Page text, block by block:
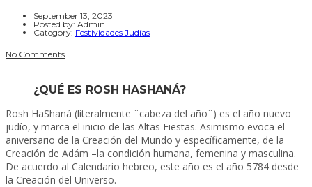
September 13, 2023
Posted by: Admin
Category: Festividades Judías
No Comments
¿QUÉ ES ROSH HASHANÁ?
Rosh HaShaná (literalmente ¨cabeza del año¨) es el año nuevo
judío, y marca el inicio de las Altas Fiestas. Asimismo evoca el
aniversario de la Creación del Mundo y específicamente, de la
Creación de Adám –la condición humana, femenina y masculina.
De acuerdo al Calendario hebreo, este año es el año 5784 desde
la Creación del Universo.